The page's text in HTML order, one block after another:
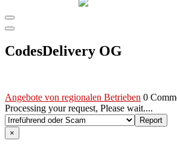
CodesDelivery OG
Angebote von regionalen Betrieben 0
Processing your request, Please wait....
×